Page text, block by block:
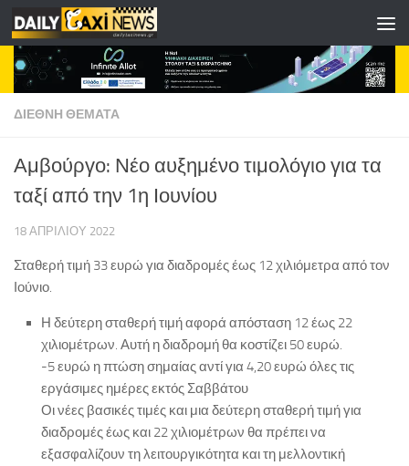
Skip to content
ΔΙΕΘΝΗ ΘΕΜΑΤΑ
Αμβούργο: Νέο αυξημένο τιμολόγιο για τα
ταξί από την 1η Ιουνίου
18 ΑΠΡΙΛΊΟΥ 2022
Σταθερή τιμή 33 ευρώ για διαδρομές έως 12 χιλιόμετρα από τον
Ιούνιο.
Η δεύτερη σταθερή τιμή αφορά απόσταση 12 έως 22
χιλιομέτρων. Αυτή η διαδρομή θα κοστίζει 50 ευρώ.
-5 ευρώ η πτώση σημαίας αντί για 4,20 ευρώ όλες τις
εργάσιμες ημέρες εκτός Σαββάτου
Οι νέες βασικές τιμές και μια δεύτερη σταθερή τιμή για
διαδρομές έως και 22 χιλιομέτρων θα πρέπει να
εξασφαλίζουν τη λειτουργικότητα και τη μελλοντική